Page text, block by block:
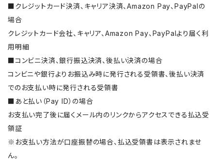
■クレジットカード決済、キャリア決済、Amazon Pay、PayPalの
場合
クレジットカード会社、キャリア、Amazon Pay、PayPalより届く利
用明細
■コンビニ決済、銀行振込決済、後払い決済の場合
コンビニや銀行よりお振込み時に発行される受領書、後払い決済
でのお支払い時に発行される受領書
■あと払い（Pay ID）の場合
お支払い完了後に届くメール内のリンクからアクセスできる払込受
領証
※お支払い方法が口座振替の場合、払込受領書は表示されませ
ん。